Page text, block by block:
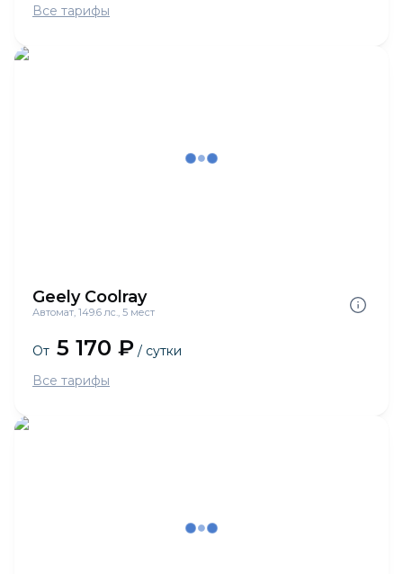
Все тарифы
Geely Coolray
Автомат, 149.6 лс., 5 мест
От 5 170 ₽ / сутки
Все тарифы